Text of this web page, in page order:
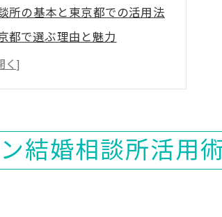
所の基本と東京都での活用法
都で選ぶ理由と魅力
るIBJの特長
京都での選び方ガイド
魅力と特徴
料カウンセリングの流れ
の強みと安心ポイント
結婚相談所活用